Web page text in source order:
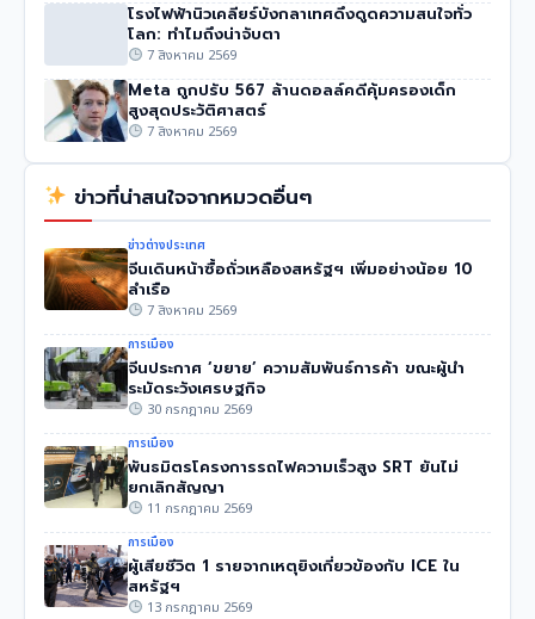
โรงไฟฟ้านิวเคลียร์บังกลาเทศดึงดูดความสนใจทั่ว
โลก: ทำไมถึงน่าจับตา
7 สิงหาคม 2569
Meta ถูกปรับ 567 ล้านดอลล์คดีคุ้มครองเด็ก
สูงสุดประวัติศาสตร์
7 สิงหาคม 2569
ข่าวที่น่าสนใจจากหมวดอื่นๆ
ข่าวต่างประเทศ
จีนเดินหน้าซื้อถั่วเหลืองสหรัฐฯ เพิ่มอย่างน้อย 10
ลำเรือ
7 สิงหาคม 2569
การเมือง
จีนประกาศ ‘ขยาย’ ความสัมพันธ์การค้า ขณะผู้นำ
ระมัดระวังเศรษฐกิจ
30 กรกฎาคม 2569
การเมือง
พันธมิตรโครงการรถไฟความเร็วสูง SRT ยันไม่
ยกเลิกสัญญา
11 กรกฎาคม 2569
การเมือง
ผู้เสียชีวิต 1 รายจากเหตุยิงเกี่ยวข้องกับ ICE ใน
สหรัฐฯ
13 กรกฎาคม 2569